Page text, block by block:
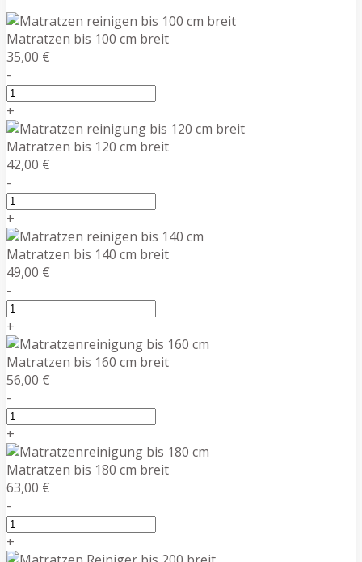
Matratzen bis 100 cm breit
35,00 €
-
+
Matratzen bis 120 cm breit
42,00 €
-
+
Matratzen bis 140 cm breit
49,00 €
-
+
Matratzen bis 160 cm breit
56,00 €
-
+
Matratzen bis 180 cm breit
63,00 €
-
+